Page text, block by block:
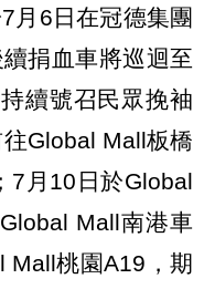
月6日在冠德集團
捐血車將巡迴至
續號召民眾挽袖
Global Mall板橋
7月10日於Global
Mall南港車
Mall桃園A19，期